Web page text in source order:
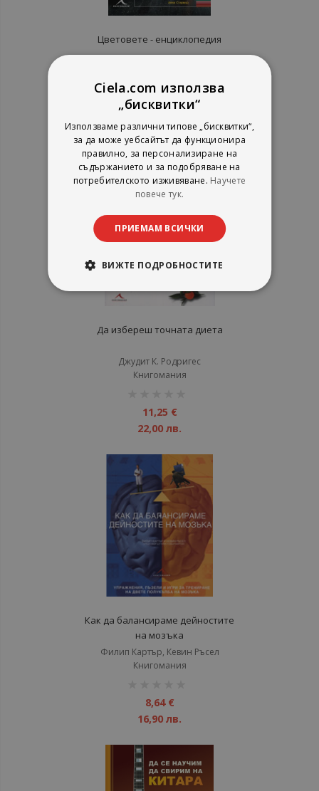
Цветовете - енциклопедия
Книгомания
рейтинг:
11,25 €
22,00 лв.
Да избереш точната диета
Джудит К. Родригес
Книгомания
11,25 €
22,00 лв.
Как да балансираме дейностите
на мозъка
Филип Картър, Кевин Ръсел
Книгомания
8,64 €
16,90 лв.
Ciela.com използва
„бисквитки“
Използваме различни типове „бисквитки“,
за да може уебсайтът да функционира
правилно, за персонализиране на
съдържанието и за подобряване на
потребителското изживяване. Научете
повече тук.
ПРИЕМАМ ВСИЧКИ
ВИЖТЕ ПОДРОБНОСТИТЕ